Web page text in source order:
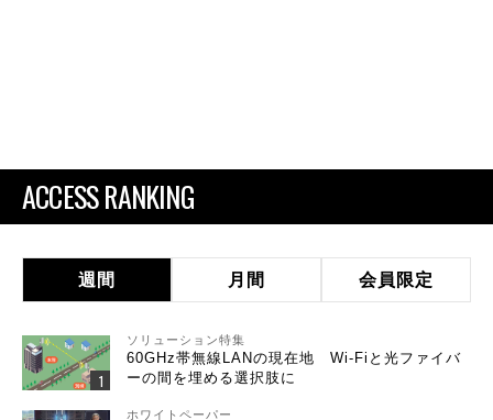
ACCESS RANKING
週間 月間 会員限定
ソリューション特集
60GHz帯無線LANの現在地 Wi-Fiと光ファイバ
ーの間を埋める選択肢に
ホワイトペーパー